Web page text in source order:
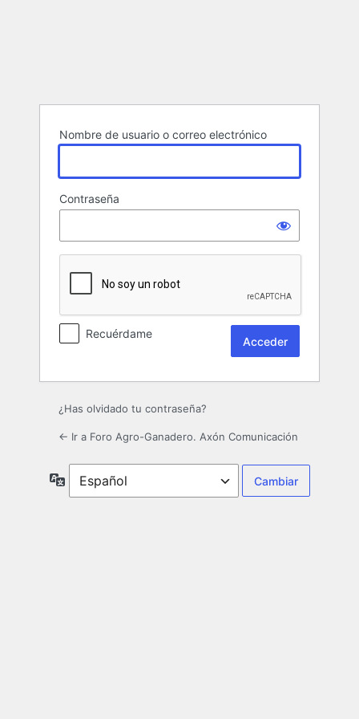
Nombre de usuario o correo electrónico
Contraseña
Recuérdame
¿Has olvidado tu contraseña?
← Ir a Foro Agro-Ganadero. Axón Comunicación
Idioma